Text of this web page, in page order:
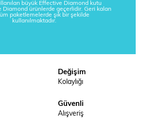
büyük Effective Diamond kutu
Diamond ürünlerde geçerlidir. Geri kalan
paketlemelerde şık bir şekilde
kullanılmaktadır.
Değişim
Kolaylığı
Güvenli
Alışveriş